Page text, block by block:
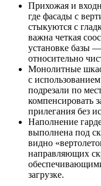
Прихожая и
где фасады с
стыкуются с
важна четкая
установке базы
относительно
Монолитные
с
подрезали по
компенсировать
прилегания без
Наполнение
выполнена под
видно
направляющих
загрузке.